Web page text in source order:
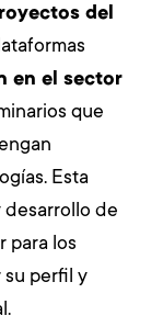
del
en el sector
que
Esta
de
para los
su perfil y